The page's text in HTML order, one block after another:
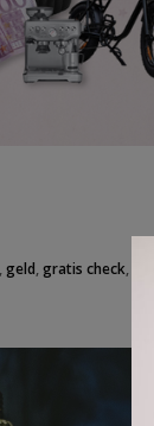
,geld ,gratis check